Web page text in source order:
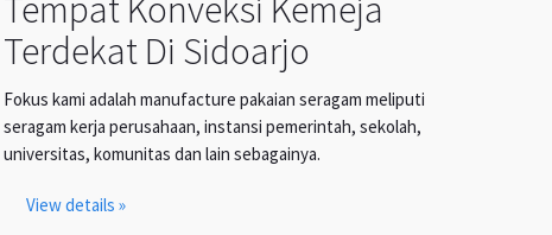
Tempat Konveksi Kemeja
Terdekat Di Sidoarjo
Fokus kami adalah manufacture pakaian seragam meliputi
seragam kerja perusahaan, instansi pemerintah, sekolah,
universitas, komunitas dan lain sebagainya.
View details »